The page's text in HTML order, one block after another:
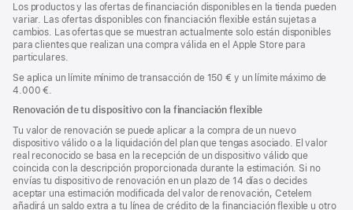
Los productos y las ofertas de financiación disponibles en la tienda pueden
variar. Las ofertas disponibles con financiación flexible están sujetas a
cambios. Las ofertas que se muestran actualmente solo están disponibles
para clientes que realizan una compra válida en el Apple Store para
particulares.
Se aplica un límite mínimo de transacción de 150 € y un límite máximo de
4.000 €.
Renovación de tu dispositivo con la financiación flexible
Tu valor de renovación se puede aplicar a la compra de un nuevo
dispositivo válido o a la liquidación del plan que tengas asociado. El valor
real reconocido se basa en la recepción de un dispositivo válido que
coincida con la descripción proporcionada durante la estimación. Si no
envías tu dispositivo de renovación en un plazo de 14 días o decides
aceptar una estimación modificada del valor de renovación, Cetelem
añadirá un saldo extra a tu línea de crédito de la financiación flexible u otro